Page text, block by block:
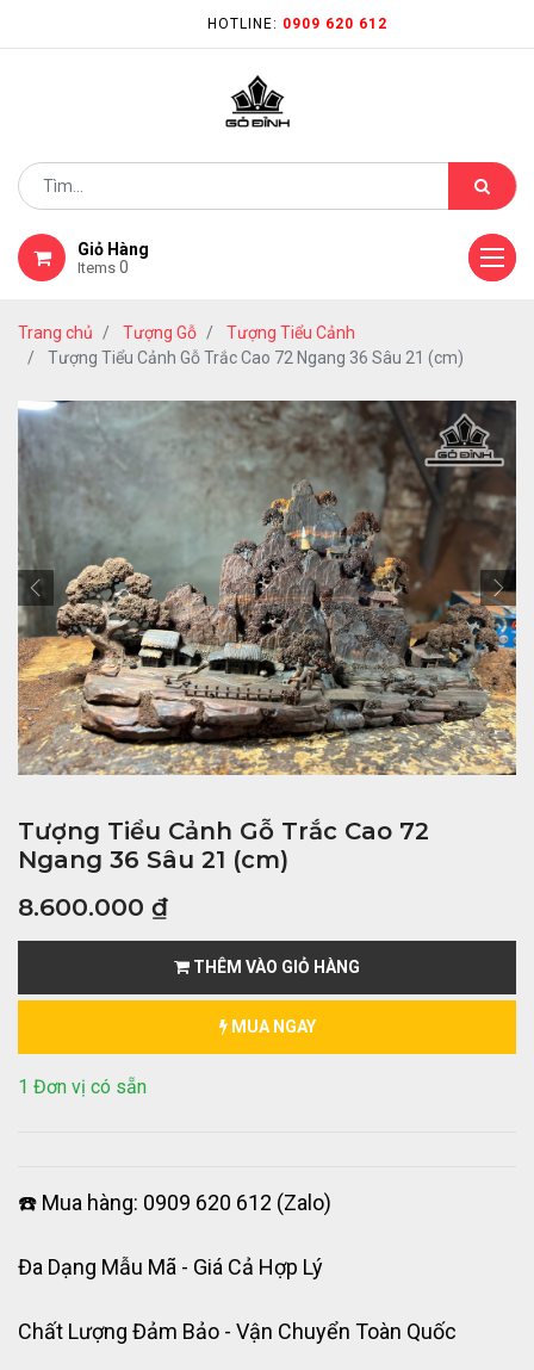
HOTLINE: 0909 620 612
Giỏ Hàng
Items 0
Trang chủ Tượng Gỗ
Tượng Tiểu Cảnh
Tượng Tiểu Cảnh Gỗ Trắc Cao 72 Ngang 36 Sâu 21 (cm)
Tượng Tiểu Cảnh Gỗ Trắc Cao 72
Ngang 36 Sâu 21 (cm)
8.600.000 ₫
THÊM VÀO GIỎ HÀNG
MUA NGAY
1 Đơn vị có sẵn
☎️ Mua hàng: 0909 620 612 (Zalo)
Đa Dạng Mẫu Mã - Giá Cả Hợp Lý
Chất Lượng Đảm Bảo - Vận Chuyển Toàn Quốc